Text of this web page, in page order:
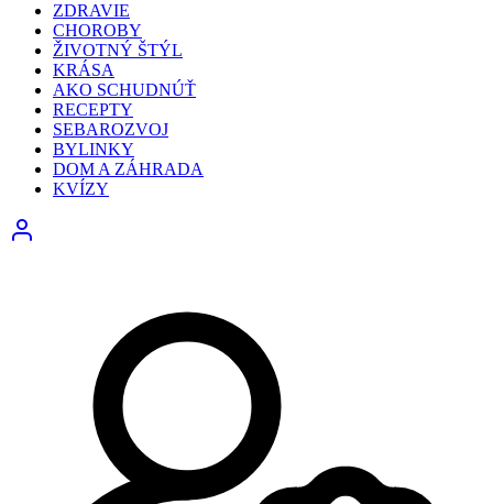
ZDRAVIE
CHOROBY
ŽIVOTNÝ ŠTÝL
KRÁSA
AKO SCHUDNÚŤ
RECEPTY
SEBAROZVOJ
BYLINKY
DOM A ZÁHRADA
KVÍZY